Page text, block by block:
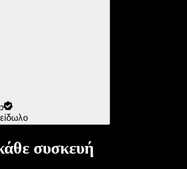
συσκευή